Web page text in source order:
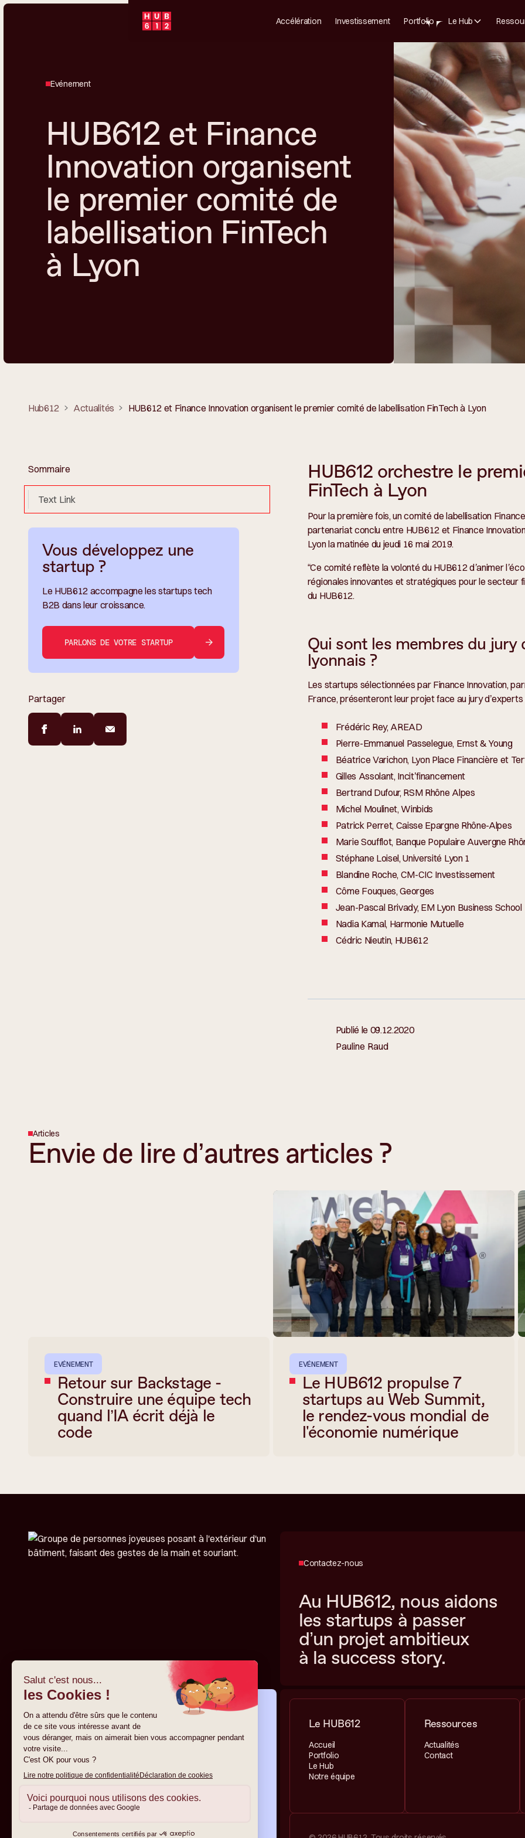
Accélération Investissement Portfolio Le Hub
Evénement
HUB612 et Finance
Innovation organisent
le premier comité de
labellisation FinTech
à Lyon
Hub612 Actualités HUB612 et Finance Innovation organisent le premier comité de labellisation FinTech à Lyon
Sommaire
Text Link
Vous développez une
startup ?
Le HUB612 accompagne les startups tech
B2B dans leur croissance.
PARLONS DE VOTRE STARTUP
Partager
HUB612 orchestre le
FinTech à Lyon
Pour la première fois, un comité de labellisation
partenariat conclu entre HUB612 et Finance
Lyon la matinée du jeudi 16 mai 2019.
“Ce comité reflète la volonté du HUB612 d’animer
régionales innovantes et stratégiques pour le secteur
du HUB612.
Qui sont les membres du
lyonnais ?
Les startups sélectionnées par Finance Innovation,
France, présenteront leur projet face au jury
Frédéric Rey, AREAD
Pierre-Emmanuel Passelegue, Ernst & Young
Béatrice Varichon, Lyon Place Financière et
Gilles Assolant, Incit’financement
Bertrand Dufour, RSM Rhône Alpes
Michel Moulinet, Winbids
Patrick Perret, Caisse Epargne Rhône-Alpes
Marie Soufflot, Banque Populaire Auvergne
Stéphane Loisel, Université Lyon 1
Blandine Roche, CM-CIC Investissement
Côme Fouques, Georges
Jean-Pascal Brivady, EM Lyon Business School
Nadia Kamal, Harmonie Mutuelle
Cédric Nieutin, HUB612
Publié le 09.12.2020
Pauline Raud
Articles
Envie de lire d’autres articles ?
EVÉNEMENT
Retour sur Backstage -
Construire une équipe tech
quand l’IA écrit déjà le
code
EVÉNEMENT
Le HUB612 propulse 7
startups au Web Summit,
le rendez-vous mondial de
l'économie numérique
Contactez-nous
Au HUB612, nous aidons
les startups à passer
d’un projet ambitieux
à la success story.
Nous accompagnons
les startups tech B2B
dans leur croissance
Le HUB612
Accueil
Portfolio
Le Hub
Notre équipe
Ressources
Actualités
Contact